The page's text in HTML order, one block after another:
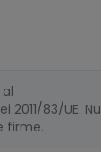
83/UE. Nu
firme.